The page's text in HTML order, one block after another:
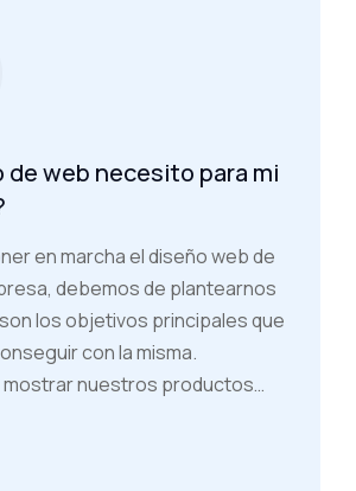
de web necesito para mi
en marcha el diseño web de
debemos de plantearnos
los objetivos principales que
con la misma.
nuestros productos…